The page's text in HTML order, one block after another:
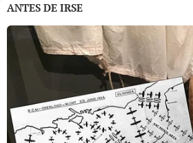
ANTES DE IRSE